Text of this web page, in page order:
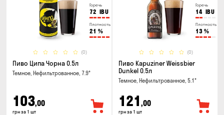
Горечь
72 IBU
Плотность
21 %
(0)
Пиво Ципа Чорна 0.5л
Темное, Нефильтрованное, 7.9°
103,00
грн за 1 шт
Горечь
14 IBU
Плотность
13 %
(0)
Пиво Kapuziner Weissbier
Dunkel 0.5л
Темное, Нефильтрованное, 5.1°
121 ,00
грн за 1 шт